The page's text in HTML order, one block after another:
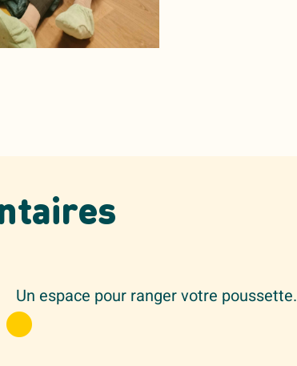
Un espace pour ranger votre poussette.